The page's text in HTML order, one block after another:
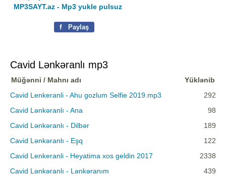
MP3SAYT.az - Mp3 yukle pulsuz
f Paylaş
Cavid Lənkəranlı mp3
Müğənni / Mahnı adı
Yüklənib
Cavid Lenkeranli - Ahu gozlum Selfie 2019.mp3
292
Cavid Lənkəranlı - Ana
98
Cavid Lənkəranlı - Dilbər
189
Cavid Lənkəranlı - Eşq
122
Cavid Lenkeranli - Heyatima xos geldin 2017
2338
Cavid Lənkəranlı - Lənkəranım
439